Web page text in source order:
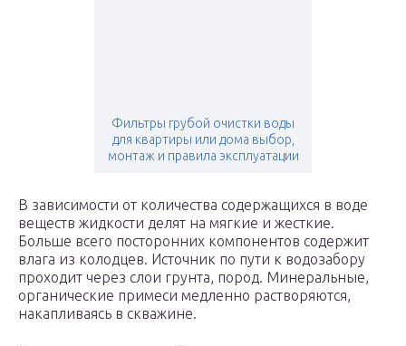
Фильтры грубой очистки воды
для квартиры или дома выбор,
монтаж и правила эксплуатации
В зависимости от количества содержащихся в воде
веществ жидкости делят на мягкие и жесткие.
Больше всего посторонних компонентов содержит
влага из колодцев. Источник по пути к водозабору
проходит через слои грунта, пород. Минеральные,
органические примеси медленно растворяются,
накапливаясь в скважине.